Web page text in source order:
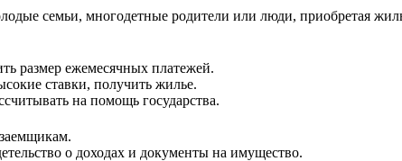
семьи, многодетные родители или люди, приобретая
размер ежемесячных платежей.
ставки, получить жилье.
на помощь государства.
о доходах и документы на имущество.